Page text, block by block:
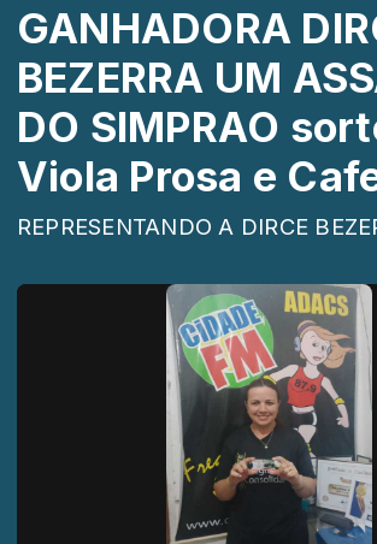
GANHADORA
BEZERRA UM
DO SIMPRAO
Viola Prosa e
REPRESENTANDO A DIRCE